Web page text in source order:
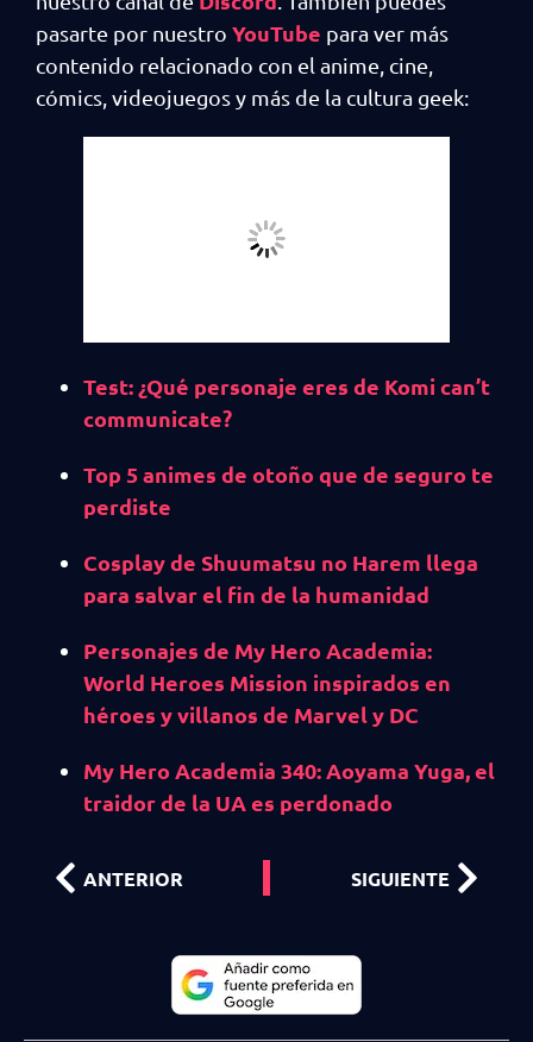
pasarte por nuestro YouTube para ver más
contenido relacionado con el anime, cine,
cómics, videojuegos y más de la cultura geek:
Test: ¿Qué personaje eres de Komi can’t
communicate?
Top 5 animes de otoño que de seguro te
perdiste
Cosplay de Shuumatsu no Harem llega
para salvar el fin de la humanidad
Personajes de My Hero Academia:
World Heroes Mission inspirados en
héroes y villanos de Marvel y DC
My Hero Academia 340: Aoyama Yuga, el
traidor de la UA es perdonado
ANTERIOR SIGUIENTE